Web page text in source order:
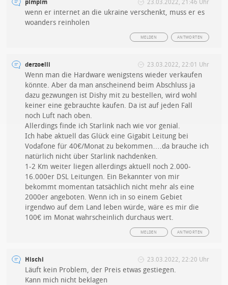
pimpim 23.03.2022, 21:46 Uhr
wenn er internet an die ukraine verschenkt, muss er es
woanders reinholen
ANTWORTEN
MELDEN
derzoelli 23.03.2022, 22:01 Uhr
Wenn man die Hardware wenigstens wieder verkaufen
könnte. Aber da man anscheinend beim Abschluss ja
dazu gezwungen ist Dishy mit zu bestellen, wird wohl
keiner eine gebrauchte kaufen. Da ist auf jeden Fall
noch Luft nach oben.
Allerdings finde ich Starlink nach wie vor genial.
Ich habe aktuell das Glück eine Gigabit Leitung bei
Vodafone für 40€/Monat zu bekommen….da brauche ich
natürlich nicht über Starlink nachdenken.
1-2 Km weiter liegen allerdings aktuell noch 2.000-
16.000er DSL Leitungen. Ein Bekannter von mir
bekommt momentan tatsächlich nicht mehr als eine
2000er angeboten. Wenn ich in so einem Gebiet
irgendwo auf dem Land leben würde, wäre es mir die
100€ im Monat wahrscheinlich durchaus wert.
ANTWORTEN
MELDEN
Hischi 23.03.2022, 22:20 Uhr
Läuft kein Problem, der Preis etwas gestiegen.
Kann mich nicht beklagen